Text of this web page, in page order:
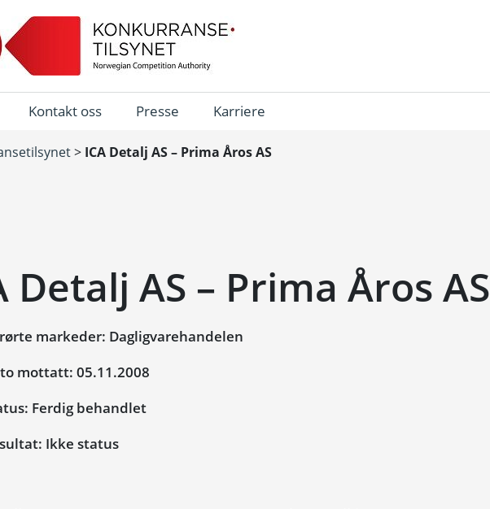
Kontakt oss Presse Karriere
> ICA Detalj AS – Prima Åros AS
Detalj AS – Prima Åros AS
markeder: Dagligvarehandelen
mottatt: 05.11.2008
Ferdig behandlet
Ikke status